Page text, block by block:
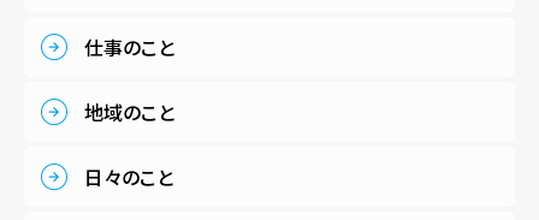
仕事のこと
地域のこと
日々のこと